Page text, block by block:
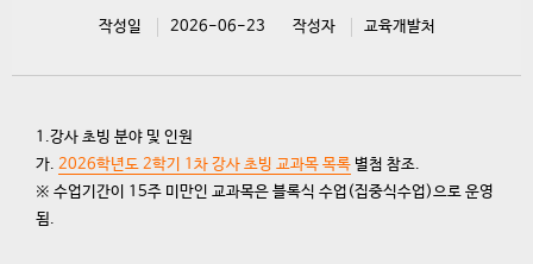
작성일 2026-06-23 작성자 교육개발처
1.강사 초빙 분야 및 인원
가. 2026학년도 2학기 1차 강사 초빙 교과목 목록 별첨 참조.
※ 수업기간이 15주 미만인 교과목은 블록식 수업(집중식수업)으로 운영
됨.